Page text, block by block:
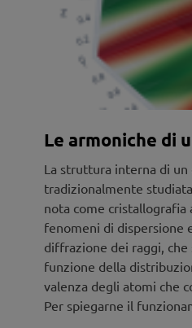
Le armoniche di
La struttura interna di un
tradizionalmente
nota come cristallografia
fenomeni di dispersione
diffrazione dei raggi,
funzione della
valenza degli atomi che
Per spiegarne il